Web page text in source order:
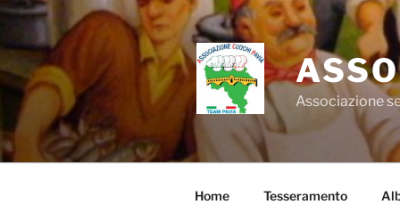
Salta
contenuto
Associazione
Home Tesseramento